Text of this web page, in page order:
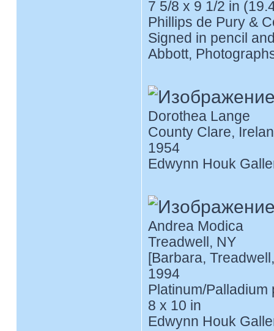
7 5/8 x 9 1/2 in
Phillips de Pury &
Signed in pencil
Abbott,
Dorothea Lange
County Clare,
1954
Edwynn Houk
Andrea Modica
Treadwell, NY
[Barbara,
1994
Platinum/Palladium
8 x 10 in
Edwynn Houk